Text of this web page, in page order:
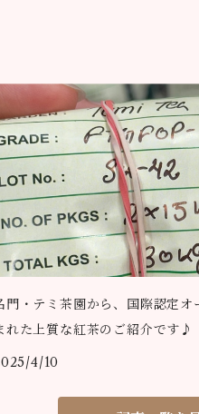
門・テミ茶園から、国際認定オ
れた上質な紅茶のご紹介です♪
4/10